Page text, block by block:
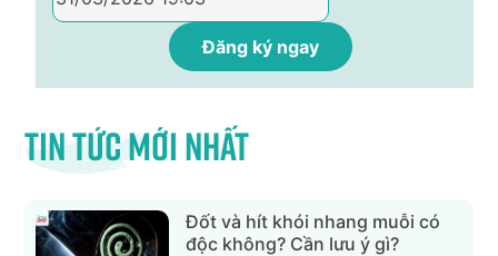
Tin tức mới nhất
Đốt và hít khói nhang muỗi có
độc không? Cần lưu ý gì?